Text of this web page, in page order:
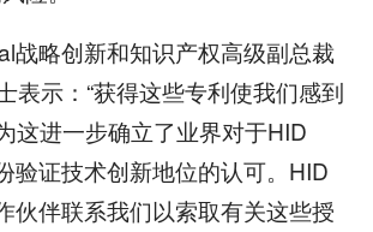
略创新和知识产权高级副总裁
表示：“获得这些专利使我们感到
这进一步确立了业界对于HID
验证技术创新地位的认可。HID
伙伴联系我们以索取有关这些授